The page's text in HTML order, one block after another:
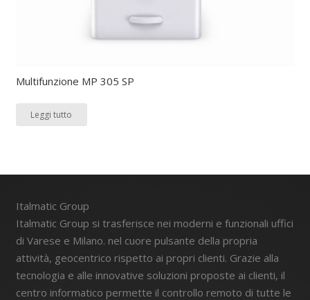
Multifunzione MP 305 SP
Leggi tutto
Italmatic Group
Italmatic Group si trasferisce nei moderni e funzionali uffici
di Varese e Milano. nel cuore pulsante della propria
attività, geocentrico rispetto ai propri clienti. Grazie alla
tecnologia e alle innovative soluzioni proposte ai clienti, il
centro informatico permette il controllo remoto di tutte le